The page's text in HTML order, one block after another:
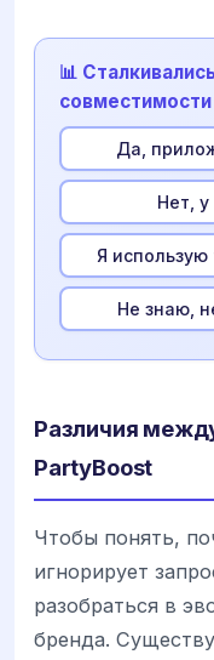
📊
Да,
Нет,
Я использую
Не знаю,
Различия
PartyBoost
Чтобы понять,
игнорирует
разобраться в
бренда.